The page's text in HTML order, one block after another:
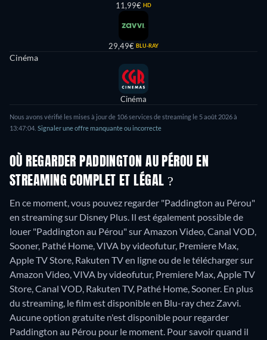
11,99€ HD
29,49€ BLU-RAY
Cinéma
Cinéma
Nous avons vérifié les mises à jour de 106services de streaming le 5 août 2026à
13:47:04 Signaler une offre manquante ou incorrecte
OÙ REGARDER PADDINGTON AU PÉROU EN
STREAMING COMPLET ET LÉGAL ?
En ce moment, vous pouvez regarder "Paddington au Pérou"
en streaming sur Disney Plus. Il est également possible de
louer "Paddington au Pérou" sur Amazon Video, Canal VOD,
Sooner, Pathé Home, VIVA by videofutur, Premiere Max,
Apple TV Store, Rakuten TV en ligne ou de le télécharger sur
Amazon Video, VIVA by videofutur, Premiere Max, Apple TV
Store, Canal VOD, Rakuten TV, Pathé Home, Sooner. En plus
du streaming, le film est disponible en Blu-ray chez Zavvi.
Aucune option gratuite n'est disponible pour regarder
Paddington au Pérou pour le moment. Pour savoir quand il